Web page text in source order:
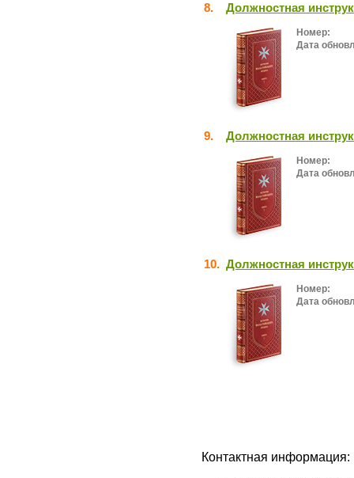
8. Должностная
Номер:
Дата
9. Должностная
Номер:
Дата
10. Должностная
Номер:
Дата
Контактная информация: